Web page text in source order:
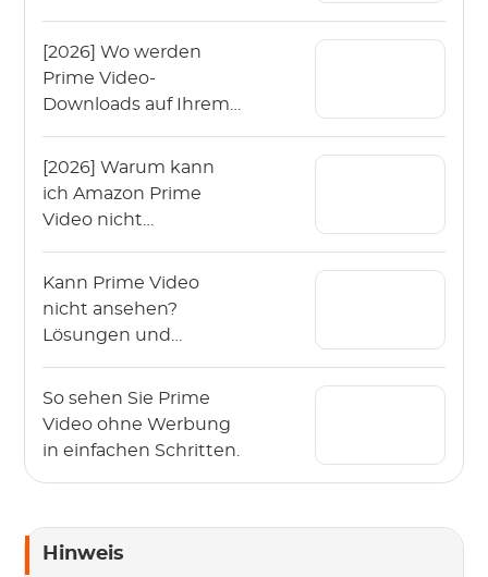
Videos
[2026] Wo werden
Prime Video-
Downloads auf Ihrem
[2026] Warum kann
ich Amazon Prime
Video nicht
Kann Prime Video
nicht ansehen?
Lösungen und
So sehen Sie Prime
Video ohne Werbung
in einfachen Schritten.
Hinweis